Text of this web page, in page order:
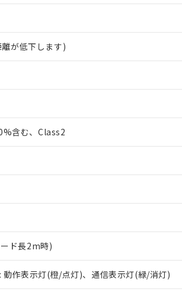
が低下します)
含む、Class2
ド長2m時)
動作表示灯(橙/点灯)、通信表示灯(緑/消灯)
RoHS指令（10物質）の非含有に対応した製
指令（10物質）の非含有に対応した製品に